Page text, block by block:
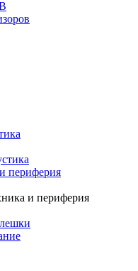
периферия
и периферия